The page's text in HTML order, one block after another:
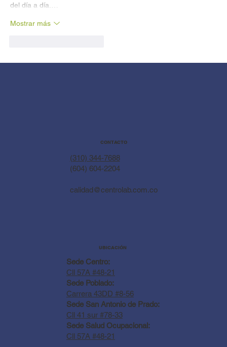
del día a día.…
Mostrar más
CONTACTO
(310) 344-7688
(604) 604-2204
calidad@centrolab.com.co
UBICACIÓN
Sede Centro:
Cll 57A #48-21
Sede Poblado:
Carrera 43DD #8-56
Sede San Antonio de Prado:
Cll 41 sur #78-33
Sede Salud Ocupacional:
Cll 57A #48-21